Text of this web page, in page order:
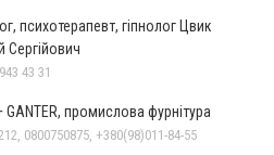
психотерапевт, гіпнолог Цвик
Сергійович
43 31
ELESA + GANTER, промислова фурнітура
0800750875, +380(98)011-84-55